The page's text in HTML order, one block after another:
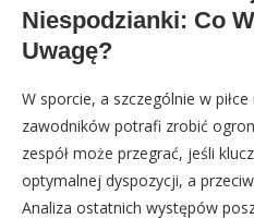
Niespodzianki: Co
Uwagę?
W sporcie, a szczególnie w
zawodników potrafi zrobić
zespół może przegrać, jeśli
optymalnej dyspozycji, a
Analiza ostatnich występów